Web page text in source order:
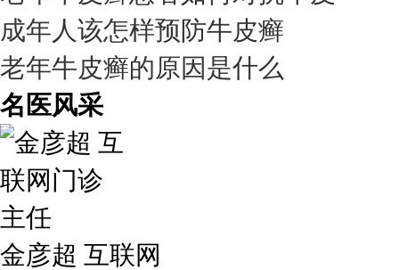
成年人该怎样预防牛皮癣
老年牛皮癣的原因是什么
名医风采
金彦超 互联网